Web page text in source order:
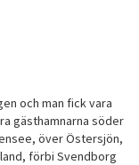
och man fick vara
gästhamnarna söder
över Östersjön,
förbi Svendborg